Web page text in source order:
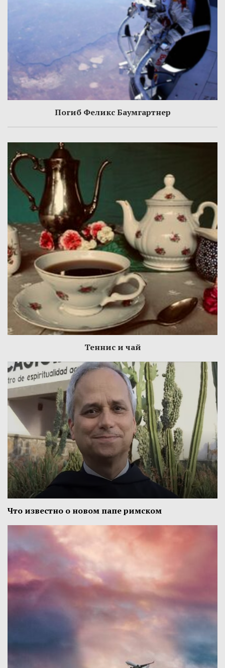
Погиб Феликс Баумгартнер
Теннис и чай
Что известно о новом папе римском